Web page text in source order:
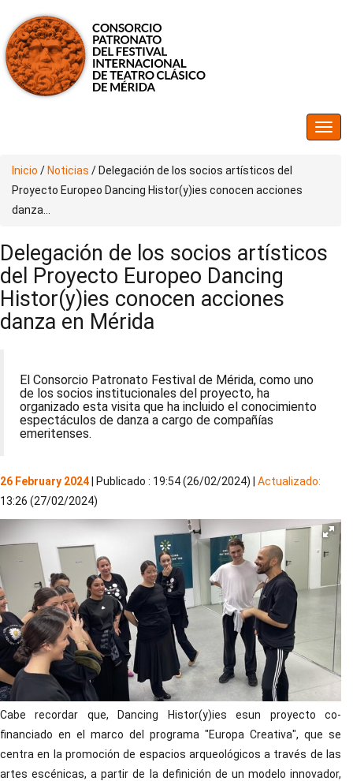
Inicio / Noticias / Delegación de los socios artísticos del
Proyecto Europeo Dancing Histor(y)ies conocen acciones
danza...
Delegación de los socios artísticos
del Proyecto Europeo Dancing
Histor(y)ies conocen acciones
danza en Mérida
El Consorcio Patronato Festival de Mérida, como uno
de los socios institucionales del proyecto, ha
organizado esta visita que ha incluido el conocimiento
espectáculos de danza a cargo de compañías
emeritenses.
26 February 2024 | Publicado : 19:54 (26/02/2024) | Actualizado:
13:26 (27/02/2024)
Cabe recordar que, Dancing Histor(y)ies esun proyecto co-
financiado en el marco del programa "Europa Creativa", que se
centra en la promoción de espacios arqueológicos a través de las
artes escénicas, a partir de la definición de un modelo innovador,